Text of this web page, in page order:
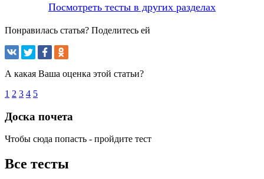
Посмотреть тесты в других разделах
Понравилась статья? Поделитесь ей
А какая Ваша оценка этой статьи?
1 2 3 4 5
Доска почета
Чтобы сюда попасть - пройдите тест
Все тесты